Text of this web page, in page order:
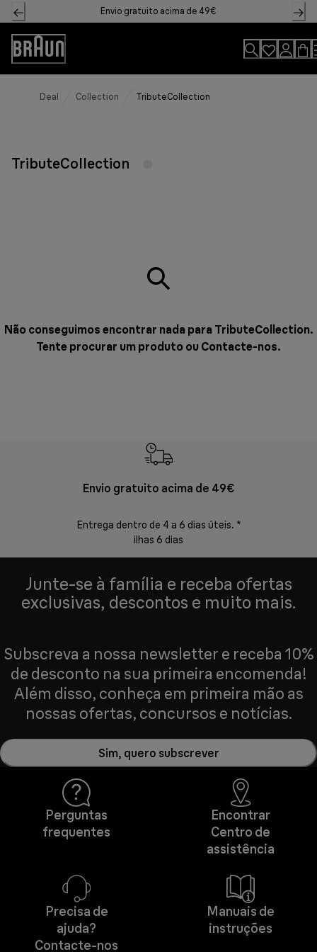
Skip
to
Content
Envio gratuito acima de 49€
Declaração
de
acessibilidade
Deal Collection TributeCollection
TributeCollection
Não conseguimos encontrar nada para TributeCollection.
Tente procurar um produto ou Contacte-nos.
Envio gratuito acima de 49€
Entrega dentro de 4 a 6 dias úteis. *
ilhas 6 dias
Junte-se à família e receba ofertas
exclusivas, descontos e muito mais.
Subscreva a nossa newsletter e receba 10%
de desconto na sua primeira encomenda!
Além disso, conheça em primeira mão as
nossas ofertas, concursos e notícias.
Sim, quero subscrever
Perguntas
frequentes
Encontrar
Centro de
assistência
Precisa de
ajuda?
Contacte-nos
Manuais de
instruções